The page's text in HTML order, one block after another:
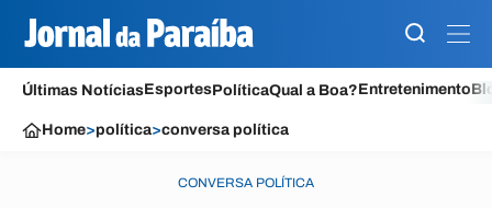
Últimas NotíciasEsportesPolíticaQual a Boa?Entretenimento
Home>política>conversa política
CONVERSA POLÍTICA